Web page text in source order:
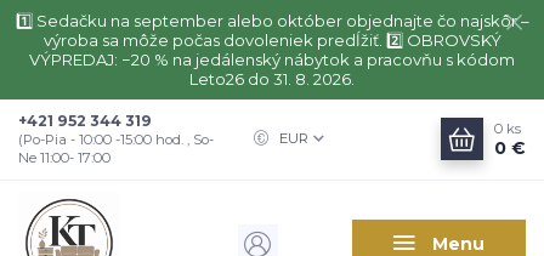
1️⃣ Sedačku na september alebo október objednajte čo najskôr –
výroba sa môže počas dovoleniek predĺžiť. 2️⃣ OBROVSKÝ
VÝPREDAJ: −20 % na jedálenský nábytok a pracovňu s kódom
Leto26 do 31. 8. 2026.
Menu
EUR
+421 952 344 319
(Po-Pia - 10:00 -15:00 hod. , So-
Ne 11:00- 17:00
0 ks
0 €